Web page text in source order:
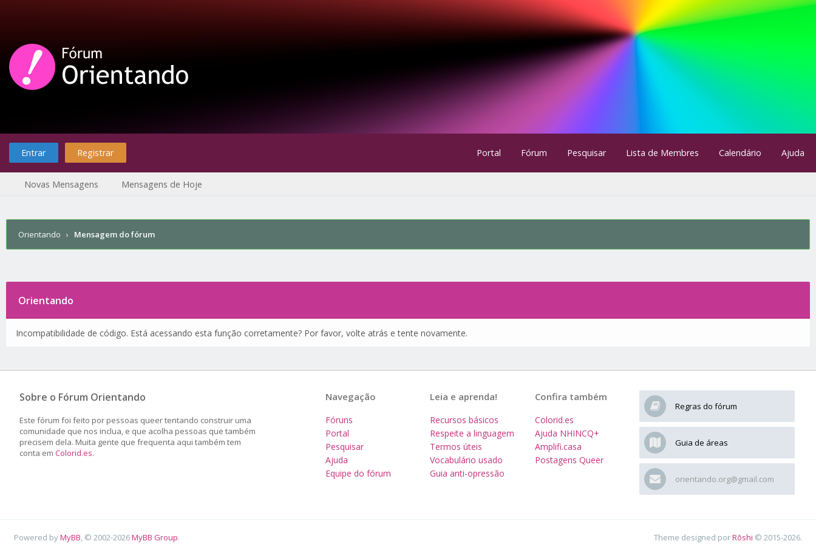
Entrar Registrar Portal Fórum Pesquisar Lista de Membres Calendário Ajuda
Novas Mensagens Mensagens de Hoje
Orientando › Mensagem do fórum
Orientando
Incompatibilidade de código. Está acessando esta função corretamente? Por favor, volte atrás e tente novamente.
Sobre o Fórum Orientando
Este fórum foi feito por pessoas queer tentando construir uma
comunidade que nos inclua, e que acolha pessoas que também
precisem dela. Muita gente que frequenta aqui também tem
conta em Colorid.es.
Regras do fórum
Guia de áreas
orientando.org@gmail.com
Confira também
Colorid.es
Ajuda NHINCQ+
Amplifi.casa
Postagens Queer
Leia e aprenda!
Recursos básicos
Respeite a linguagem
Termos úteis
Vocabulário usado
Guia anti-opressão
Navegação
Fóruns
Portal
Pesquisar
Ajuda
Equipe do fórum
Powered byMyBB , © 2002-2026MyBB Group. Theme designed porRōshi © 2015-2026.